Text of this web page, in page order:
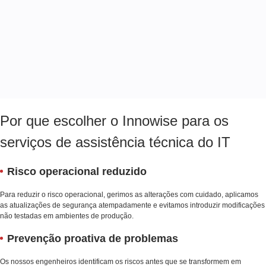
Por que escolher o Innowise para os
serviços de assistência técnica do IT
Risco operacional reduzido
Para reduzir o risco operacional, gerimos as alterações com cuidado, aplicamos
as atualizações de segurança atempadamente e evitamos introduzir modificações
não testadas em ambientes de produção.
Prevenção proativa de problemas
Os nossos engenheiros identificam os riscos antes que se transformem em